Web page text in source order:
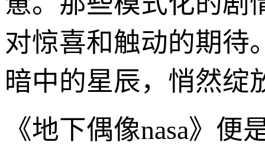
对惊喜和触动的期待
暗中的星辰，悄然绽
《地下偶像nasa》